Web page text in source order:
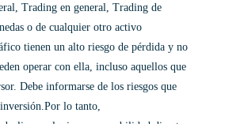
Trading en general, Trading de
o de cualquier otro activo
tienen un alto riesgo de pérdida y no
operar con ella, incluso aquellos que
Debe informarse de los riesgos que
lo tanto,